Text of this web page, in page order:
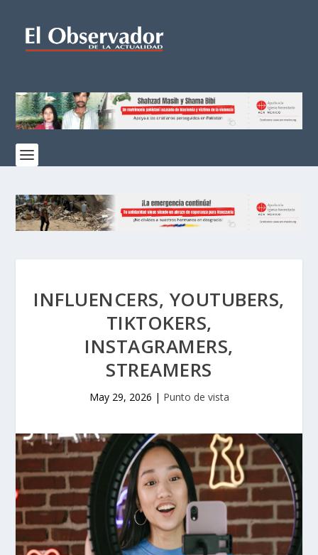
INFLUENCERS, YOUTUBERS,
TIKTOKERS,
INSTAGRAMERS,
STREAMERS
May 29, 2026 | Punto de vista